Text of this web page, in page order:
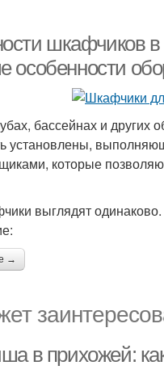
шкафчиков
особенности
бассейнах и других
установлены,
которые
выглядят
→
в прихожей: